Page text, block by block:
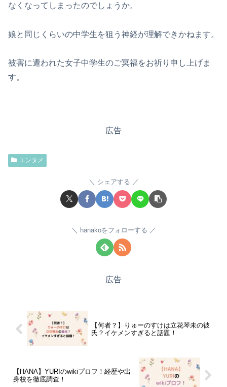
なくなってしまったのでしょうか。
娘と同じくらいの中学生を狙う神経が理解できかねます。
被害に遭われた女子中学生のご冥福をお祈り申し上げま
す。
広告
エンタメ
シェアする
hanakoをフォローする
広告
【何者？】りゅーのすけは立花琴未の彼
氏？イケメンすぎると話題！
【HANA】YURIのwikiプロフ！経歴や出
身校を徹底調査！